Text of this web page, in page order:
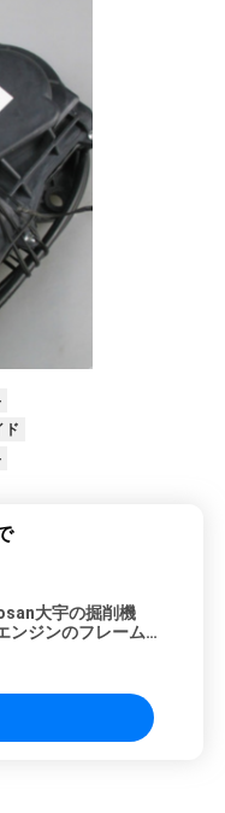
ド
大宇の掘削機
ンジンのフレーム